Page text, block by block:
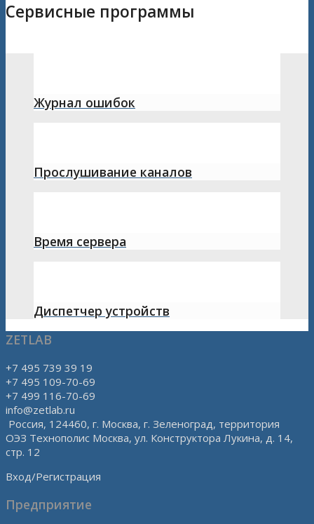
Сервисные программы
Журнал ошибок
Прослушивание каналов
Время сервера
Диспетчер устройств
ZETLAB
+7 495 739 39 19
+7 495 109-70-69
+7 499 116-70-69
info@zetlab.ru
Россия, 124460, г. Москва, г. Зеленоград, территория
ОЭЗ Технополис Москва, ул. Конструктора Лукина, д. 14,
стр. 12
Вход/Регистрация
Предприятие